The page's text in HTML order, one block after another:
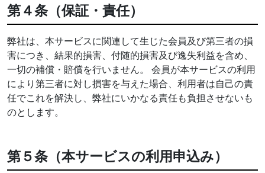
第４条（保証・責任）
弊社は、本サービスに関連して生じた会員及び第三者の損
害につき、結果的損害、付随的損害及び逸失利益を含め、
一切の補償・賠償を行いません。 会員が本サービスの利用
により第三者に対し損害を与えた場合、利用者は自己の責
任でこれを解決し、弊社にいかなる責任も負担させないも
のとします。
第５条（本サービスの利用申込み）